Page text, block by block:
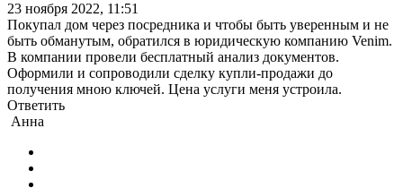
23 ноября 2022, 11:51
Покупал дом через посредника и чтобы быть уверенным и не
быть обманутым, обратился в юридическую компанию Venim.
В компании провели бесплатный анализ документов.
Оформили и сопроводили сделку купли-продажи до
получения мною ключей. Цена услуги меня устроила.
Ответить
Анна